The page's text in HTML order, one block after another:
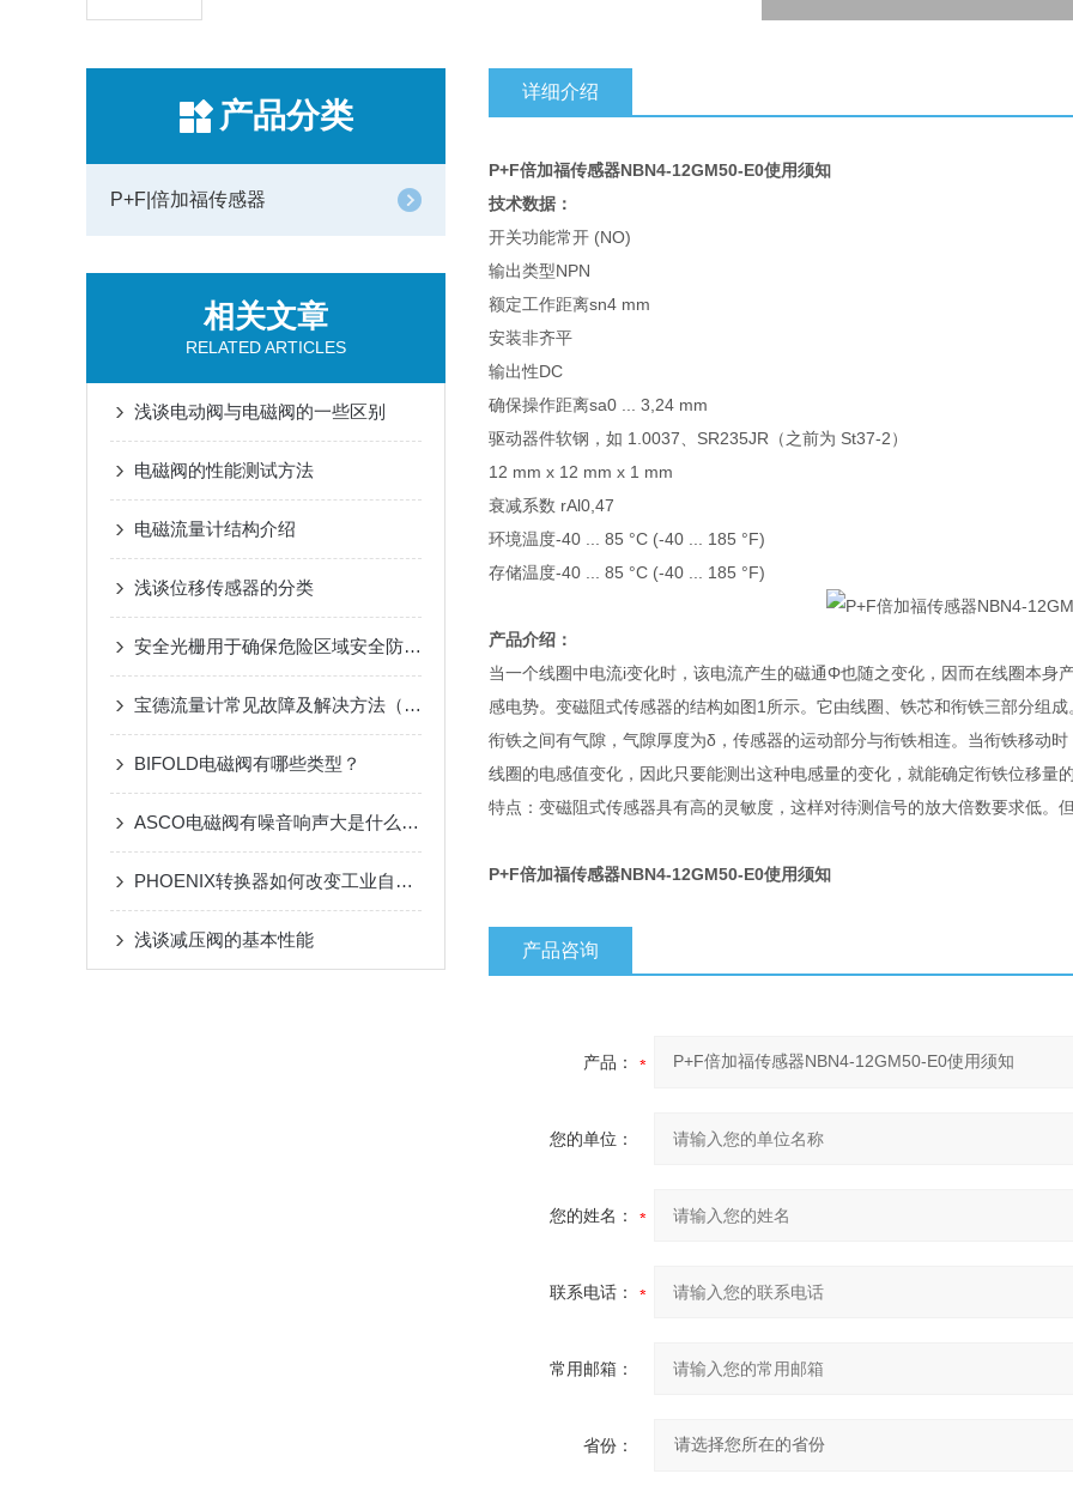
产品分类
P+F|倍加福传感器
相关文章
RELATED ARTICLES
浅谈电动阀与电磁阀的一些区别
电磁阀的性能测试方法
电磁流量计结构介绍
浅谈位移传感器的分类
安全光栅用于确保危险区域安全防护的场景
宝德流量计常见故障及解决方法（完整版本）
BIFOLD电磁阀有哪些类型？
ASCO电磁阀有噪音响声大是什么原因，有什么解决办法
PHOENIX转换器如何改变工业自动化
浅谈减压阀的基本性能
详细介绍
P+F倍加福传感器NBN4-12GM50-E0使用须知
技术数据：
开关功能常开 (NO)
输出类型NPN
额定工作距离sn4 mm
安装非齐平
输出性DC
确保操作距离sa0 ... 3,24 mm
驱动器件软钢，如 1.0037、SR235JR（之前为 St37-2）
12 mm x 12 mm x 1 mm
衰减系数 rAl0,47
环境温度-40 ... 85 °C (-40 ... 185 °F)
存储温度-40 ... 85 °C (-40 ... 185 °F)
产品介绍：
当一个线圈中电流i变化时，该电流产生的磁通Φ也随之变化，因而在线圈本身
感电势。变磁阻式传感器的结构如图1所示。它由线圈、铁芯和衔铁三部分组
衔铁之间有气隙，气隙厚度为δ，传感器的运动部分与衔铁相连。当衔铁移动
线圈的电感值变化，因此只要能测出这种电感量的变化，就能确定衔铁位移量
特点：变磁阻式传感器具有高的灵敏度，这样对待测信号的放大倍数要求低。
P+F倍加福传感器NBN4-12GM50-E0使用须知
产品咨询
产品：
您的单位：
您的姓名：
联系电话：
常用邮箱：
省份：